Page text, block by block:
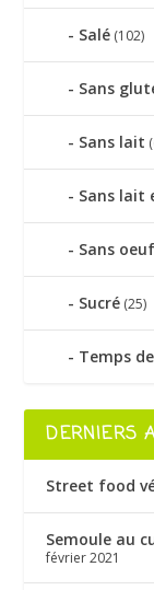
Salé (102)
Sans
Sans lait
Sans lait
Sans oeuf
Sucré (25)
Temps
DERNIERS
Street food
Semoule au
février 2021